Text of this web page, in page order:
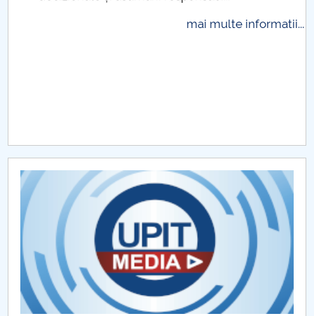
Proiecte internaționale 2012
Proiecte internaționale 2013
Proiecte internaționale 2014
Proiecte internaționale 2015
Proiecte internaționale 2016
mai multe informatii...